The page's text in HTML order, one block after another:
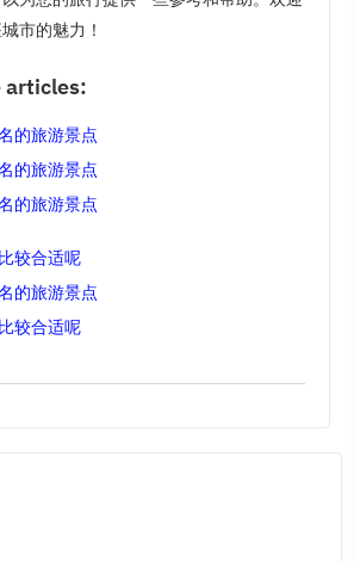
市的魅力！
articles:
的旅游景点
的旅游景点
的旅游景点
较合适呢
的旅游景点
较合适呢